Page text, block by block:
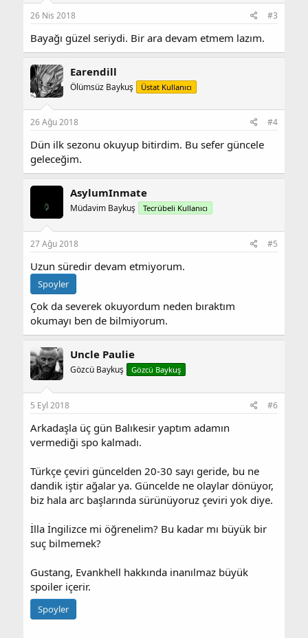
r
:
26 Nis 2018 #3
Bayağı güzel seriydi. Bir ara devam etmem lazım.
Earendill
Ölümsüz Baykuş Üstat Kullanıcı
26 Ağu 2018 #4
Dün ilk sezonu okuyup bitirdim. Bu sefer güncele
geleceğim.
AsylumInmate
Müdavim Baykuş Tecrübeli Kullanıcı
27 Ağu 2018 #5
Uzun süredir devam etmiyorum.
Spoyler
Çok da severek okuyordum neden bıraktım
okumayı ben de bilmiyorum.
Uncle Paulie
Gözcü Baykuş Gözcü Baykuş
5 Eyl 2018 #6
Arkadaşla üç gün Balıkesir yaptım adamın
vermediği spo kalmadı.
Türkçe çeviri güncelden 20-30 sayı geride, bu ne
dandik iştir ağalar ya. Güncelde ne olaylar dönüyor,
biz hala arc başlarında sürünüyoruz çeviri yok diye.
İlla İngilizce mi öğrenelim? Bu kadar mı büyük bir
suç bilmemek?
Gustang, Evankhell hakkında inanılmaz büyük
spoiler içerir.
Spoyler